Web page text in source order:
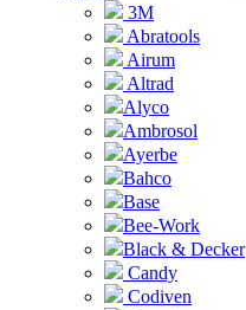
3M
Abratools
Airum
Altrad
Alyco
Ambrosol
Ayerbe
Bahco
Base
Bee-Work
Black & Decker
Candy
Codiven